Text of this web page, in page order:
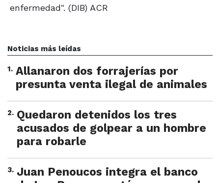
enfermedad". (DIB) ACR
Noticias más leídas
1. Allanaron dos forrajerías por
presunta venta ilegal de animales
2. Quedaron detenidos los tres
acusados de golpear a un hombre
para robarle
3. Juan Penoucos integra el banco